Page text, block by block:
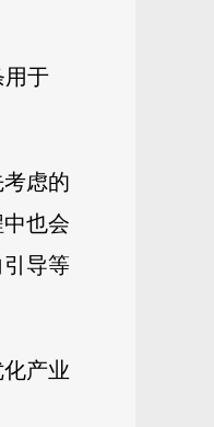
用于
虑的
也会
导等
产业